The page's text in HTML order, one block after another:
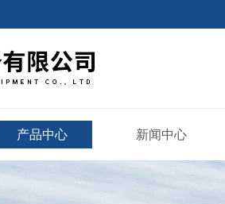
产品中心 新闻中心